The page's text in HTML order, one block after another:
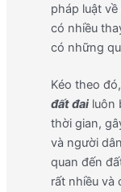
pháp luật
có nhiều
có những
Kéo theo đó,
đất đailuôn
thời gian,
và người
quan đến
rất nhiều và